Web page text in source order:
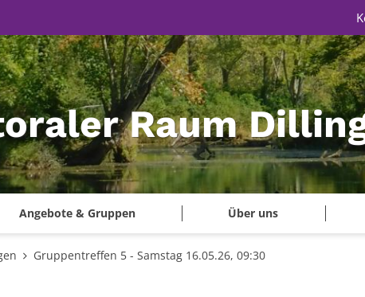
Raum
Angebote & Gruppen Über uns
Gruppentreffen 5 - Samstag 16.05.26, 09:30